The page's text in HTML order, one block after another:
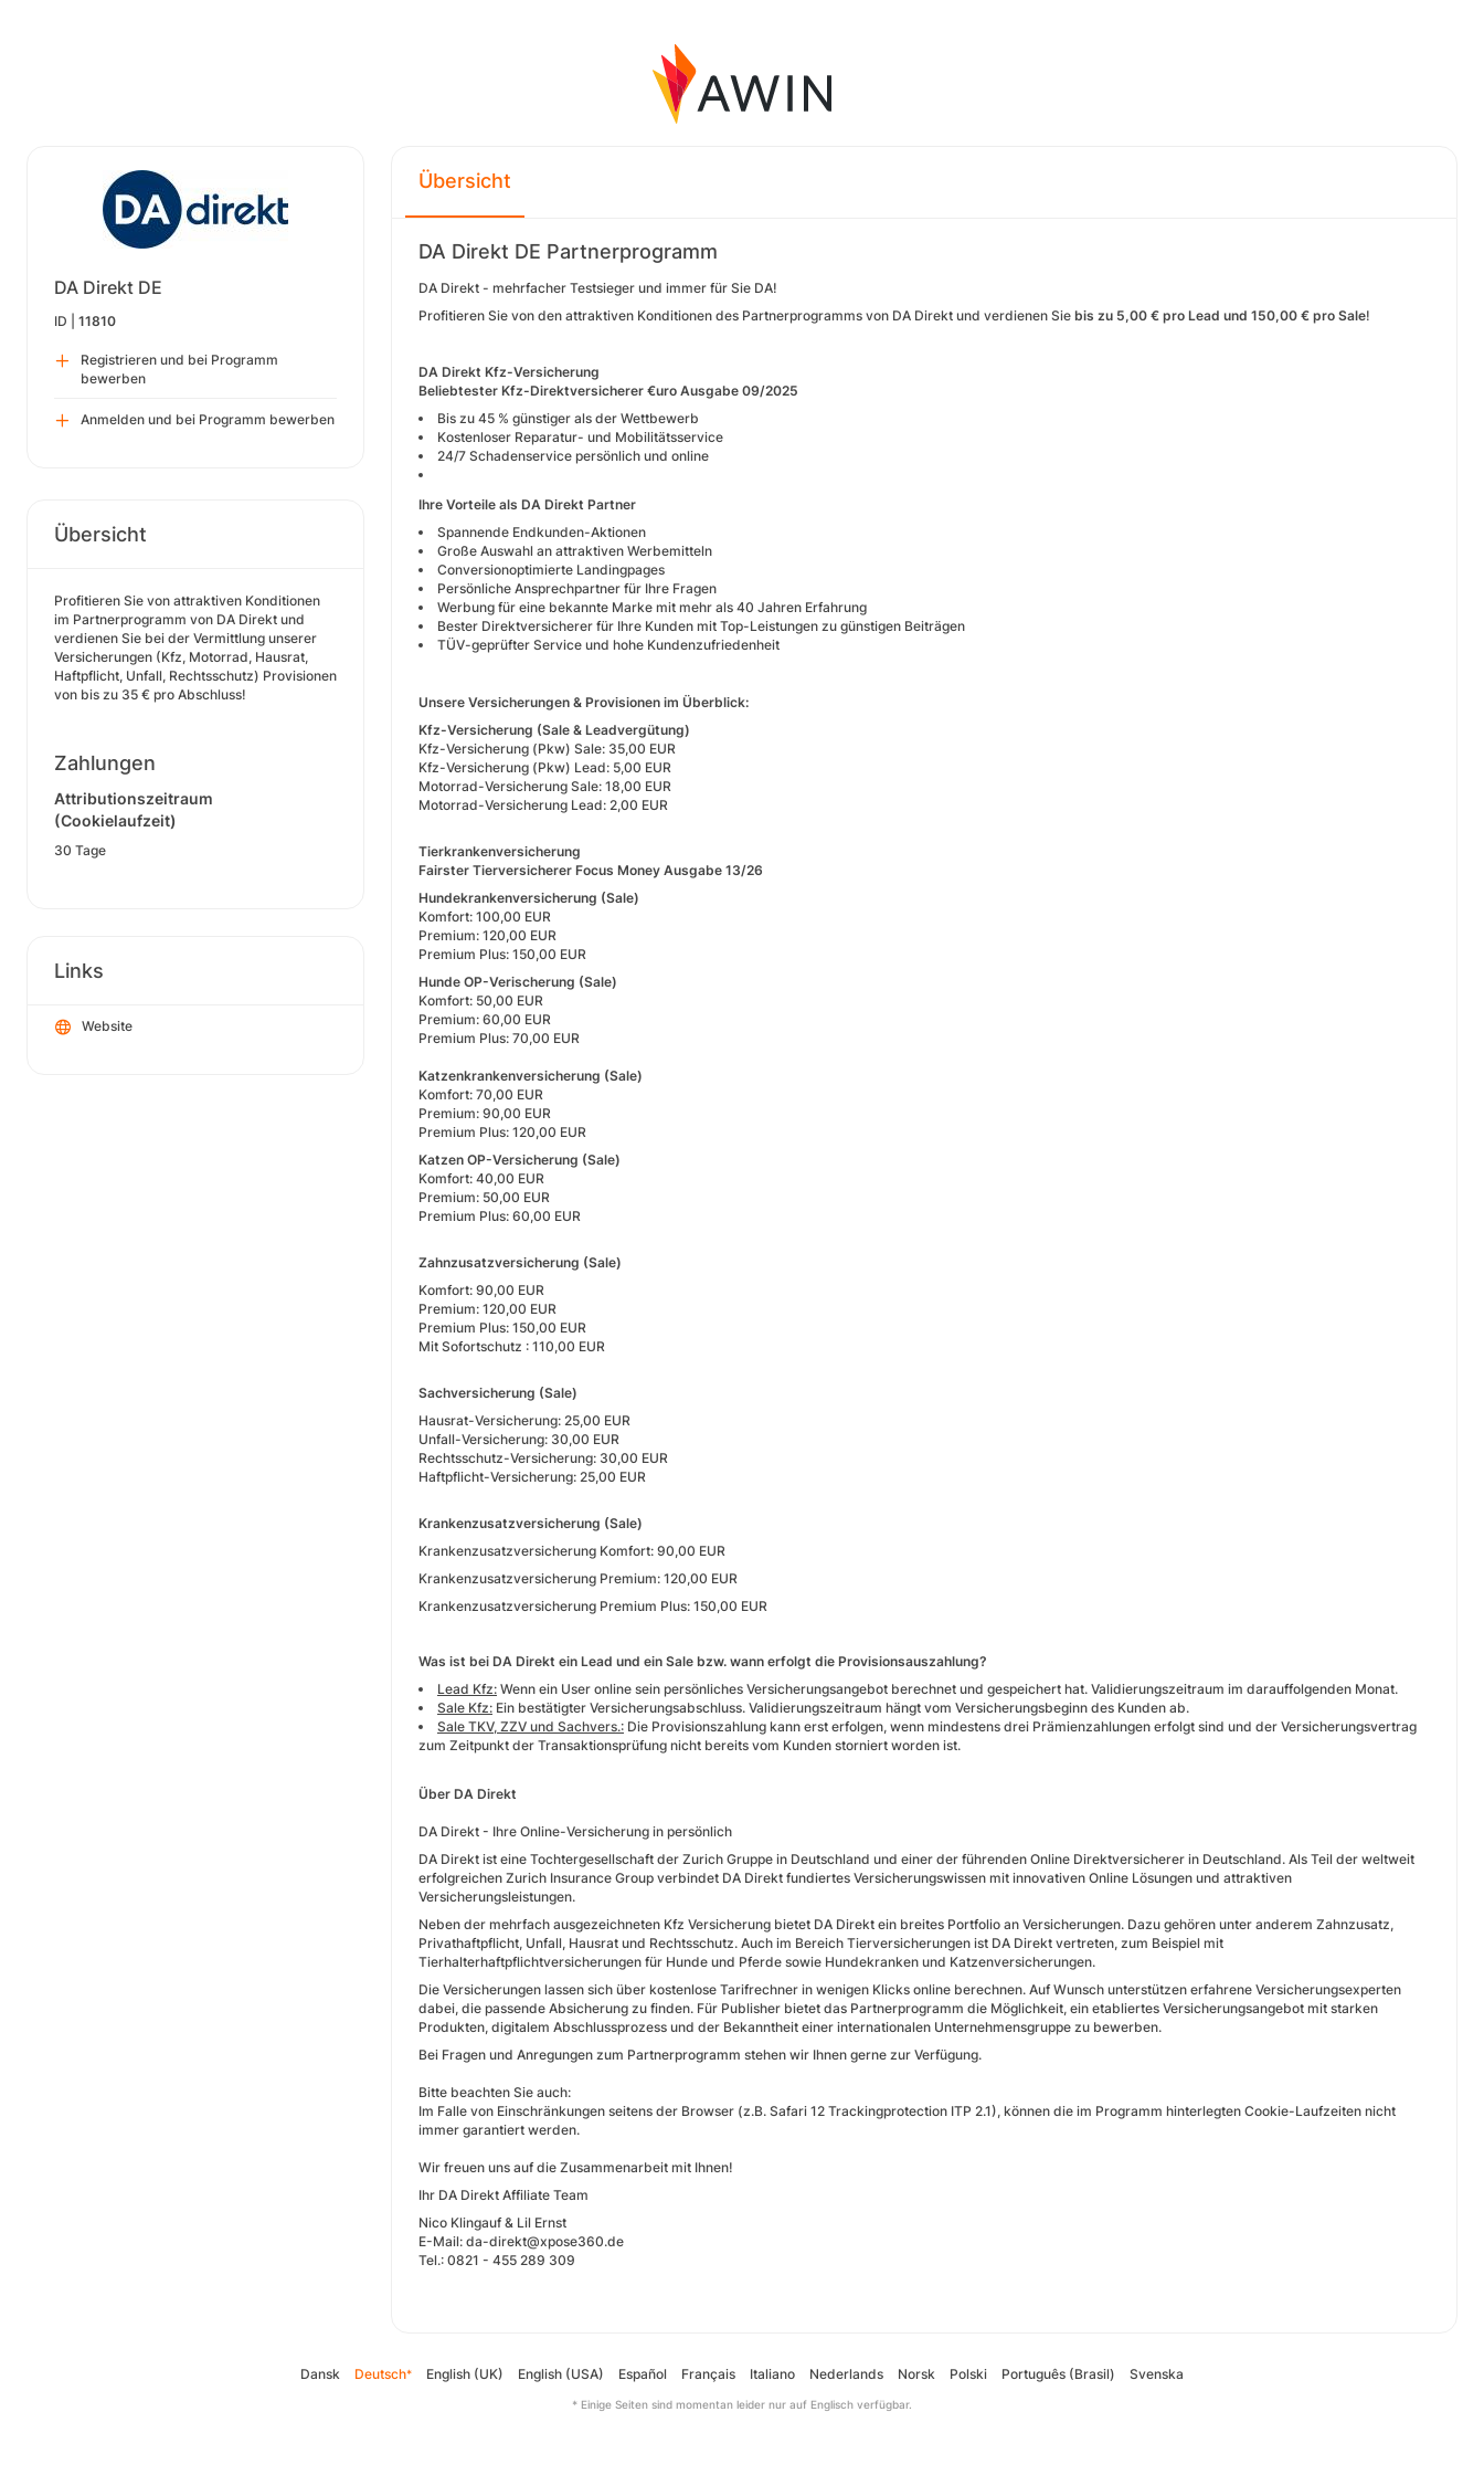
DA Direkt DE
ID | 11810
Registrieren und bei Programm
bewerben
Anmelden und bei Programm bewerben
Übersicht
Profitieren Sie von attraktiven Konditionen
im Partnerprogramm von DA Direkt und
verdienen Sie bei der Vermittlung unserer
Versicherungen (Kfz, Motorrad, Hausrat,
Haftpflicht, Unfall, Rechtsschutz) Provisionen
von bis zu 35 € pro Abschluss!
Zahlungen
Attributionszeitraum
(Cookielaufzeit)
30 Tage
Links
Website
Übersicht
DA Direkt DE Partnerprogramm
DA Direkt - mehrfacher Testsieger und immer für Sie DA!
Profitieren Sie von den attraktiven Konditionen des Partnerprogramms von DA Direkt und verdienen Sie bis zu 5,00 € pro Lead und 150,00 € pro Sale!
DA Direkt Kfz-Versicherung
Beliebtester Kfz-Direktversicherer €uro Ausgabe 09/2025
Bis zu 45 % günstiger als der Wettbewerb
Kostenloser Reparatur- und Mobilitätsservice
24/7 Schadenservice persönlich und online
Ihre Vorteile als DA Direkt Partner
Spannende Endkunden-Aktionen
Große Auswahl an attraktiven Werbemitteln
Conversionoptimierte Landingpages
Persönliche Ansprechpartner für Ihre Fragen
Werbung für eine bekannte Marke mit mehr als 40 Jahren Erfahrung
Bester Direktversicherer für Ihre Kunden mit Top-Leistungen zu günstigen Beiträgen
TÜV-geprüfter Service und hohe Kundenzufriedenheit
Unsere Versicherungen & Provisionen im Überblick:
Kfz-Versicherung (Sale & Leadvergütung)
Kfz-Versicherung (Pkw) Sale: 35,00 EUR
Kfz-Versicherung (Pkw) Lead: 5,00 EUR
Motorrad-Versicherung Sale: 18,00 EUR
Motorrad-Versicherung Lead: 2,00 EUR
Tierkrankenversicherung
Fairster Tierversicherer Focus Money Ausgabe 13/26
Hundekrankenversicherung (Sale)
Komfort: 100,00 EUR
Premium: 120,00 EUR
Premium Plus: 150,00 EUR
Hunde OP-Verischerung (Sale)
Komfort: 50,00 EUR
Premium: 60,00 EUR
Premium Plus: 70,00 EUR
Katzenkrankenversicherung (Sale)
Komfort: 70,00 EUR
Premium: 90,00 EUR
Premium Plus: 120,00 EUR
Katzen OP-Versicherung (Sale)
Komfort: 40,00 EUR
Premium: 50,00 EUR
Premium Plus: 60,00 EUR
Zahnzusatzversicherung (Sale)
Komfort: 90,00 EUR
Premium: 120,00 EUR
Premium Plus: 150,00 EUR
Mit Sofortschutz : 110,00 EUR
Sachversicherung (Sale)
Hausrat-Versicherung: 25,00 EUR
Unfall-Versicherung: 30,00 EUR
Rechtsschutz-Versicherung: 30,00 EUR
Haftpflicht-Versicherung: 25,00 EUR
Krankenzusatzversicherung (Sale)
Krankenzusatzversicherung Komfort: 90,00 EUR
Krankenzusatzversicherung Premium: 120,00 EUR
Krankenzusatzversicherung Premium Plus: 150,00 EUR
Was ist bei DA Direkt ein Lead und ein Sale bzw. wann erfolgt die Provisionsauszahlung?
Lead Kfz: Wenn ein User online sein persönliches Versicherungsangebot berechnet und gespeichert hat. Validierungszeitraum im darauffolgenden Monat.
Sale Kfz: Ein bestätigter Versicherungsabschluss. Validierungszeitraum hängt vom Versicherungsbeginn des Kunden ab.
Sale TKV, ZZV und Sachvers.: Die Provisionszahlung kann erst erfolgen, wenn mindestens drei Prämienzahlungen erfolgt sind und der Versicherungsvertrag
zum Zeitpunkt der Transaktionsprüfung nicht bereits vom Kunden storniert worden ist.
Über DA Direkt
DA Direkt - Ihre Online-Versicherung in persönlich
DA Direkt ist eine Tochtergesellschaft der Zurich Gruppe in Deutschland und einer der führenden Online Direktversicherer in Deutschland. Als Teil der weltweit
erfolgreichen Zurich Insurance Group verbindet DA Direkt fundiertes Versicherungswissen mit innovativen Online Lösungen und attraktiven
Versicherungsleistungen.
Neben der mehrfach ausgezeichneten Kfz Versicherung bietet DA Direkt ein breites Portfolio an Versicherungen. Dazu gehören unter anderem Zahnzusatz,
Privathaftpflicht, Unfall, Hausrat und Rechtsschutz. Auch im Bereich Tierversicherungen ist DA Direkt vertreten, zum Beispiel mit
Tierhalterhaftpflichtversicherungen für Hunde und Pferde sowie Hundekranken und Katzenversicherungen.
Die Versicherungen lassen sich über kostenlose Tarifrechner in wenigen Klicks online berechnen. Auf Wunsch unterstützen erfahrene Versicherungsexperten
dabei, die passende Absicherung zu finden. Für Publisher bietet das Partnerprogramm die Möglichkeit, ein etabliertes Versicherungsangebot mit starken
Produkten, digitalem Abschlussprozess und der Bekanntheit einer internationalen Unternehmensgruppe zu bewerben.
Bei Fragen und Anregungen zum Partnerprogramm stehen wir Ihnen gerne zur Verfügung.
Bitte beachten Sie auch:
Im Falle von Einschränkungen seitens der Browser (z.B. Safari 12 Trackingprotection ITP 2.1), können die im Programm hinterlegten Cookie-Laufzeiten nicht
immer garantiert werden.
Wir freuen uns auf die Zusammenarbeit mit Ihnen!
Ihr DA Direkt Affiliate Team
Nico Klingauf & Lil Ernst
E-Mail: da-direkt@xpose360.de
Tel.: 0821 - 455 289 309
Dansk Deutsch* English (UK) English (USA) Español Français Italiano Nederlands Norsk Polski Português (Brasil) Svenska
* Einige Seiten sind momentan leider nur auf Englisch verfügbar.